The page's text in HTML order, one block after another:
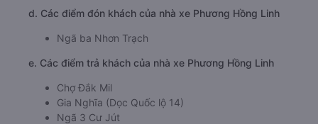
d. Các điểm đón khách của nhà xe Phương Hồng Linh
Ngã ba Nhơn Trạch
e. Các điểm trả khách của nhà xe Phương Hồng Linh
Chợ Đắk Mil
Gia Nghĩa (Dọc Quốc lộ 14)
Ngã 3 Cư Jút